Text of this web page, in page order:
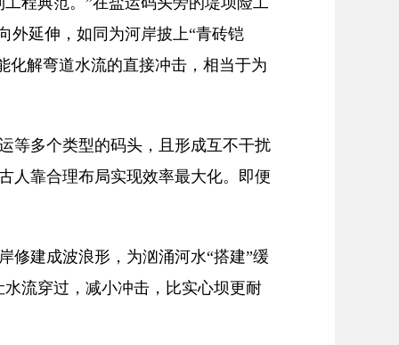
外延伸，如同为河岸披上“青砖铠
化解弯道水流的直接冲击，相当于为
多个类型的码头，且形成互不干扰
人靠合理布局实现效率最大化。即便
建成波浪形，为汹涌河水“搭建”缓
流穿过，减小冲击，比实心坝更耐